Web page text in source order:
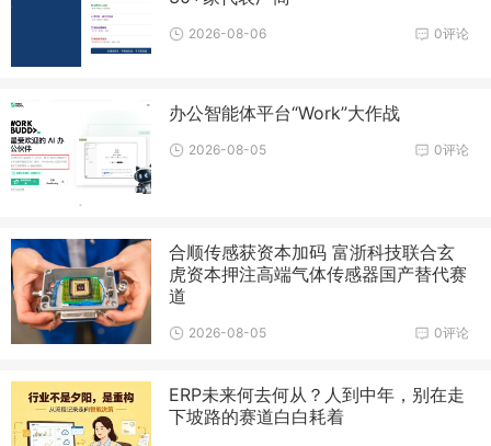
0评论
2026-08-06
办公智能体平台“Work”大作战
0评论
2026-08-05
合顺传感获资本加码 富浙科技联合玄
虎资本押注高端气体传感器国产替代赛
道
0评论
2026-08-05
ERP未来何去何从？人到中年，别在走
下坡路的赛道白白耗着